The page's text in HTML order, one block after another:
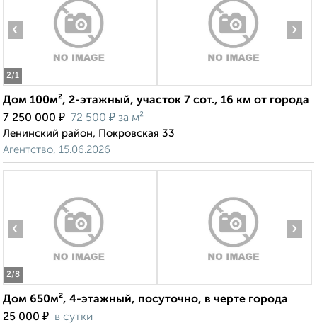
2/1
‹ ›
Дом 100м², 2-этажный, участок 7 сот., 16 км от города
7 250 000 ₽ 72 500 ₽ за м²
Ленинский район, Покровская 33
Агентство, 15.06.2026
2/8
‹ ›
Дом 650м², 4-этажный, посуточно, в черте города
25 000 ₽ в сутки